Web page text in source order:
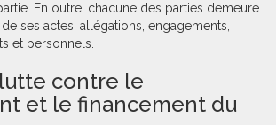
En outre, chacune des parties demeure
ses actes, allégations, engagements,
et personnels.
contre le
et le financement du